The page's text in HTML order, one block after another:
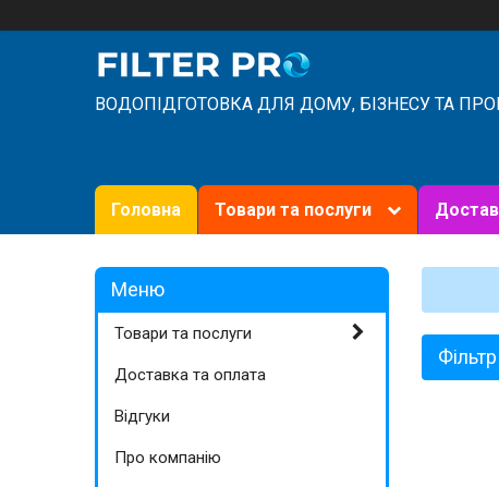
ВОДОПІДГОТОВКА ДЛЯ ДОМУ, БІЗНЕСУ ТА
Головна Товари та послуги
Товари та послуги
Доставка та оплата
Відгуки
Про компанію